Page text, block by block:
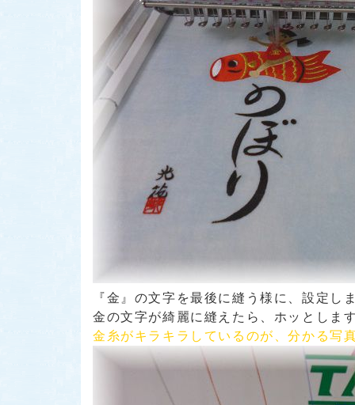
『金』 の文字を最後に縫う様に、設定し
金の文字が綺麗に縫えたら、ホッとしま
金糸がキラキラしているのが、分かる写